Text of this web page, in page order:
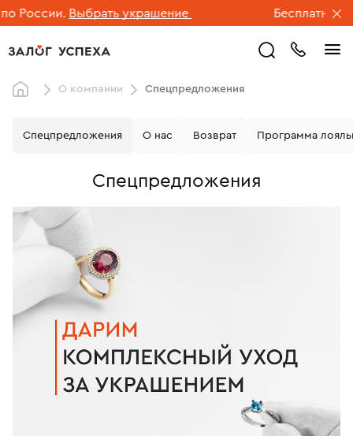
Выбрать украшение Бесплатная
О компании Спецпредложения
Спецпредложения
О нас Возврат Программа
Спецпредложения